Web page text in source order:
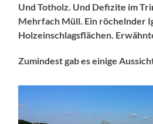
Und Totholz. Und Defizite im
Mehrfach Müll. Ein röchelnder
Holzeinschlagsflächen.
Zumindest gab es einige